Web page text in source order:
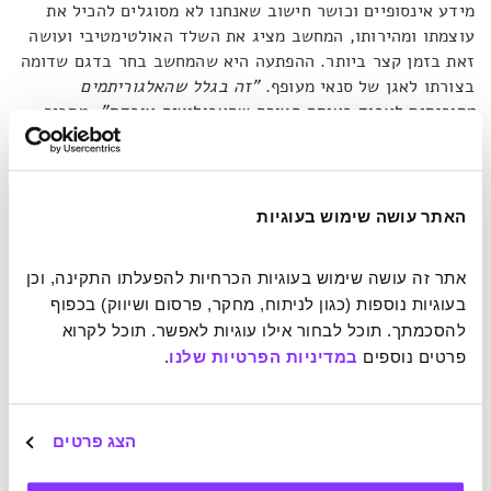
האתר עושה שימוש בעוגיות
פרטים נוספים במדיניות הפרטיות שלנו.
הצג פרטים
מידע אינסופיים וכושר חישוב שאנחנו לא מסוגלים להכיל את
עוצמתו ומהירותו, המחשב מציג את השלד האולטימטיבי ועושה
זאת בזמן קצר ביותר. ההפתעה היא שהמחשב בחר בדגם שדומה
בצורתו לאגן של סנאי מעופף."זה בגלל שהאלגוריתמים
מתוכנתים לעבוד באותה הצורה שהאבולוציה עובדת" , מסביר
מכונות ומחשבים, או, במילים אחרות, יצירה של טכנולוגיה בעלת
הוא מתאר שיקול דעת שאינו מבוסס בהכרח על רציונל קר ומודע
הלוקח בחשבון את כל האינפורמציה הזמינה, ומבין גם כי חלקה
גם אינו זמין. אינטואיציה קשורה כנראה לתת מודע ולזיכרונות
עבר, אבל זה לא שיעור בפסיכולוגיה. הרעיון הוא שאלגוריתמים
קונטי מתאר כיצד זה ייראה:"בקרוב מאוד, אתם תוכלו, הלכה
והוא יעיף בזה מבט ויגיד, 'מצטער גבר, זה בחיים לא יעבוד.
אתה צריך לנסות שוב'". למשל, כפי שהוא מדגים, יצרני גלידה